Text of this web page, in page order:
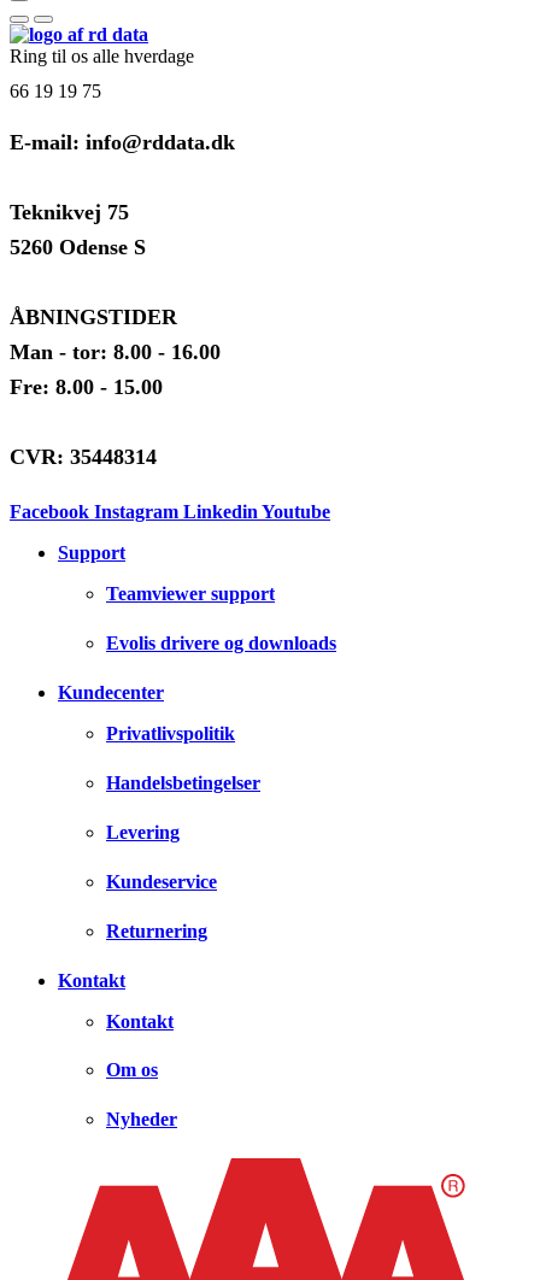
Ring til os alle hverdage
66 19 19 75
E-mail: info@rddata.dk
Teknikvej 75
5260 Odense S
ÅBNINGSTIDER
Man - tor: 8.00 - 16.00
Fre: 8.00 - 15.00
CVR: 35448314
Facebook Instagram Linkedin Youtube
Support
Teamviewer support
Evolis drivere og downloads
Kundecenter
Privatlivspolitik
Handelsbetingelser
Levering
Kundeservice
Returnering
Kontakt
Kontakt
Om os
Nyheder